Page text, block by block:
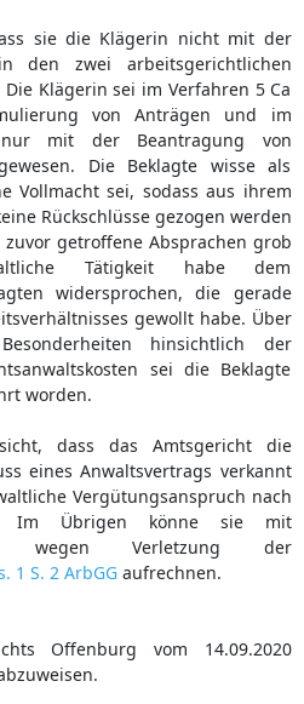
sie die Klägerin nicht mit der
den zwei arbeitsgerichtlichen
Klägerin sei im Verfahren 5 Ca
von Anträgen und im
mit der Beantragung von
Die Beklagte wisse als
Vollmacht sei, sodass aus ihrem
Rückschlüsse gezogen werden
getroffene Absprachen grob
Tätigkeit habe dem
widersprochen, die gerade
gewollt habe. Über
hinsichtlich der
sei die Beklagte
worden.
dass das Amtsgericht die
eines Anwaltsvertrags verkannt
Vergütungsanspruch nach
Im Übrigen könne sie mit
wegen Verletzung der
1 S. 2 ArbGGaufrechnen.
Offenburg vom 14.09.2020